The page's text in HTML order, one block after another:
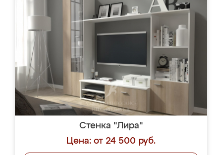
Стенка "Лира"
Цена: от 24 500 руб.